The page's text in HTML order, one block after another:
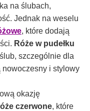
na ślubach,
Jednak na weselu
, które dodają
Róże w pudełku
szczególnie dla
nowoczesny i stylowy
okazję
czerwone, które